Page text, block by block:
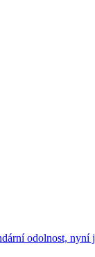
odolnost,